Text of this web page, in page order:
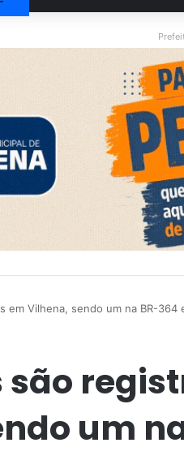
em Vilhena, sendo um na BR-364
são
um